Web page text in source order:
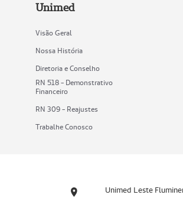
Unimed
Visão Geral
Nossa História
Diretoria e Conselho
RN 518 - Demonstrativo
Financeiro
RN 309 - Reajustes
Trabalhe Conosco
Unimed Leste